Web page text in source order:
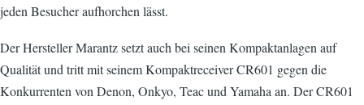
jeden Besucher aufhorchen lässt.
Der Hersteller Marantz setzt auch bei seinen Kompaktanlagen auf
Qualität und tritt mit seinem Kompaktreceiver CR601 gegen die
Konkurrenten von Denon, Onkyo, Teac und Yamaha an. Der CR601